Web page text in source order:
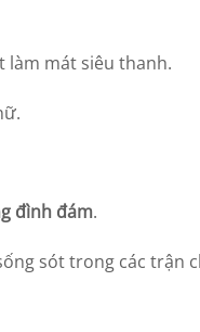
làm mát siêu thanh.
đình đám.
sót trong các trận